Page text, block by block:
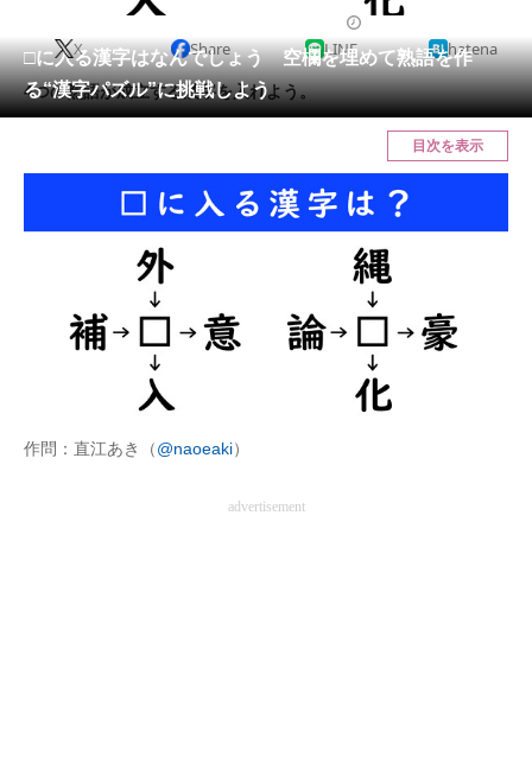
会員記事
メディア
ITの今と未来を見通す
スマホと通信の最新トレンド
進化するPCとデバイスの未来
好きが集まる 比べて選べる
ビジネスと働き方のヒント
AI活用のいまが分かる
□に入る漢字はなんでしょう 空欄を埋めて熟語を作
る“漢字パズル”に挑戦しよう
X Share LINE hatena
4つの熟語が成立する漢字を入れよう。
目次を表示
作問：直江あき（@naoeaki）
advertisement